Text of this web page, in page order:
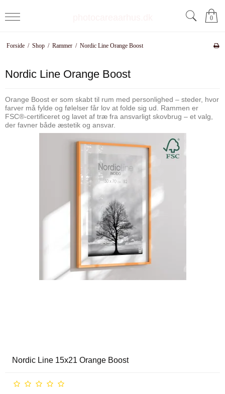
0
Forside / Shop / Rammer / Nordic Line Orange Boost
Nordic Line Orange Boost
Orange Boost er som skabt til rum med personlighed – steder, hvor
farver må fylde og følelser får lov at folde sig ud. Rammen er
FSC®-certificeret og lavet af træ fra ansvarligt skovbrug – et valg,
der favner både æstetik og ansvar.
Nordic Line 15x21 Orange Boost